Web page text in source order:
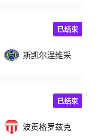
斯凯尔涅维采
已结束
波贡格罗兹克
已结束